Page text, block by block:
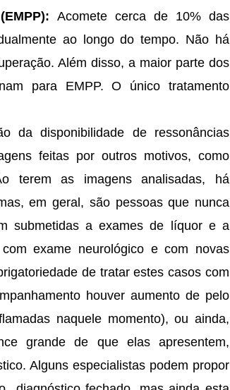
Acomete cerca de 10% das
ao longo do tempo. Não há
Além disso, a maior parte dos
para EMPP. O único tratamento
da disponibilidade de ressonâncias
feitas por outros motivos, como
terem as imagens analisadas, há
em geral, são pessoas que nunca
submetidas a exames de líquor e a
exame neurológico e com novas
de tratar estes casos com
houver aumento de pelo
naquele momento), ou ainda,
grande de que elas apresentem,
Alguns especialistas podem propor